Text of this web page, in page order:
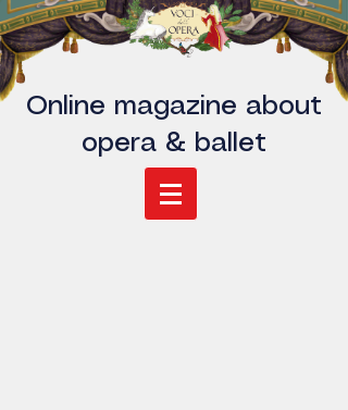
Online magazine about
opera & ballet